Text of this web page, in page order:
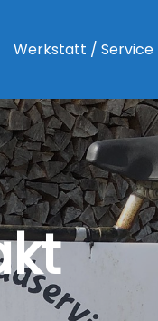
Werkstatt / Service